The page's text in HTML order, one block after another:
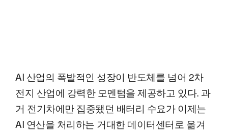
AI 산업의 폭발적인 성장이 반도체를 넘어 2차
전지 산업에 강력한 모멘텀을 제공하고 있다. 과
거 전기차에만 집중됐던 배터리 수요가 이제는
AI 연산을 처리하는 거대한 데이터센터로 옮겨